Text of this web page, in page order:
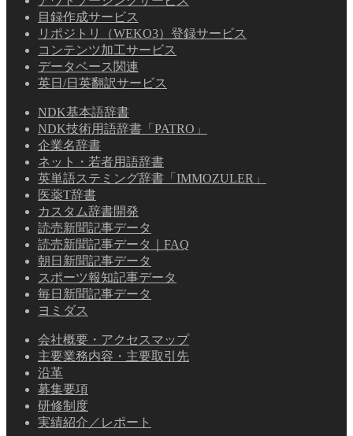
目録作成サービス
リポジトリ（WEKO3）登録サービス
コンテンツ加工サービス
データベース関連
英日/日英翻訳サービス
NDK基本語辞書
NDK技術用語辞書「PATRO」
企業名辞書
ネット・若者用語辞書
英単語ステミング辞書「IMMOZULER」
医薬T辞書
カスタム辞書開発
読売新聞記事データ
読売新聞記事データ｜FAQ
朝日新聞記事データ
スポーツ報知記事データ
毎日新聞記事データ
ヨミダス
会社概要・アクセスマップ
主要業務内容・主要取引先
沿革
募集要項
研修制度
実績紹介／レポート